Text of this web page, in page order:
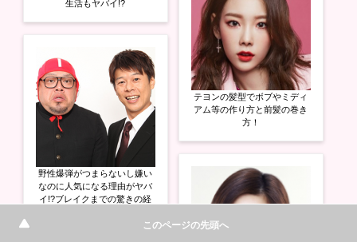
生活もヤバイ!?
野性爆弾がつまらないし嫌い
なのに人気になる理由がヤバ
イ!?ブレイクまでの驚きの経
テヨンの髪型でボブやミディ
アム等の作り方と前髪の巻き
方！
このページの先頭へ